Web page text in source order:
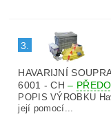
3.
HAVARIJNÍ
6001 - CH–
POPIS VÝROBKU
její pomocí...